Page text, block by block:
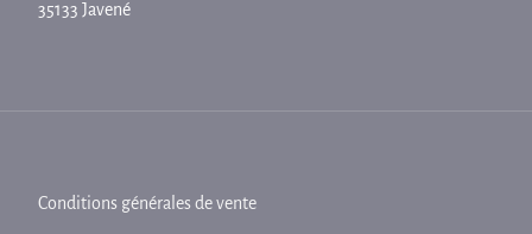
35133 Javené
Conditions générales de vente